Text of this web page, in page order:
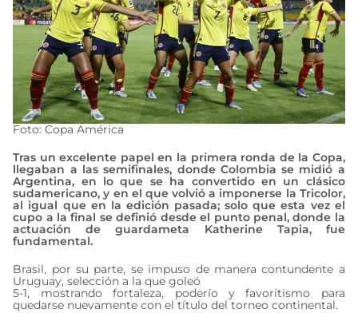
Foto: Copa América
Tras un excelente papel en la primera ronda de la Copa,
llegaban a las semifinales, donde Colombia se midió a
Argentina, en lo que se ha convertido en un clásico
sudamericano, y en el que volvió a imponerse la Tricolor,
al igual que en la edición pasada; solo que esta vez el
cupo a la final se definió desde el punto penal, donde la
actuación de guardameta Katherine Tapia, fue
fundamental.
Brasil, por su parte, se impuso de manera contundente a
Uruguay, selección a la que goleó
5-1, mostrando fortaleza, poderío y favoritismo para
quedarse nuevamente con el título del torneo continental.